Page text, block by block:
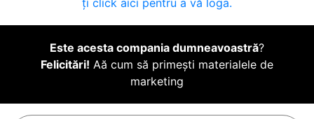
ți click aici pentru a vă loga.
Este acesta compania dumneavoastră?
Felicitări! Aă cum să primești materialele de
marketing